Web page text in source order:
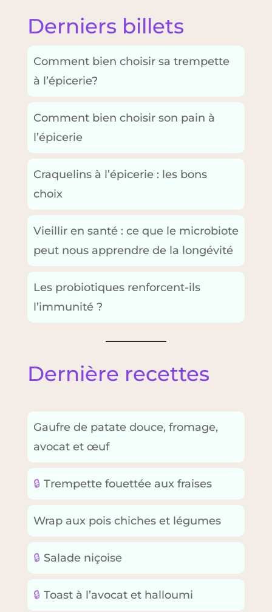
Derniers billets
Comment bien choisir sa trempette
à l’épicerie?
Comment bien choisir son pain à
l’épicerie
Craquelins à l’épicerie : les bons
choix
Vieillir en santé : ce que le microbiote
peut nous apprendre de la longévité
Les probiotiques renforcent-ils
l’immunité ?
Dernière recettes
Gaufre de patate douce, fromage,
avocat et œuf
🔒 Trempette fouettée aux fraises
Wrap aux pois chiches et légumes
🔒 Salade niçoise
🔒 Toast à l’avocat et halloumi